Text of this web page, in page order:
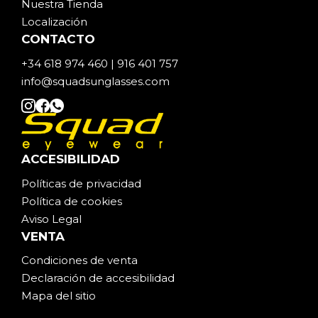
Nuestra Tienda
Localización
CONTACTO
+34 618 974 460 | 916 401 757
info@squadsunglasses.com
ACCESIBILIDAD
Políticas de privacidad
Política de cookies
Aviso Legal
VENTA
Condiciones de venta
Declaración de accesibilidad
Mapa del sitio